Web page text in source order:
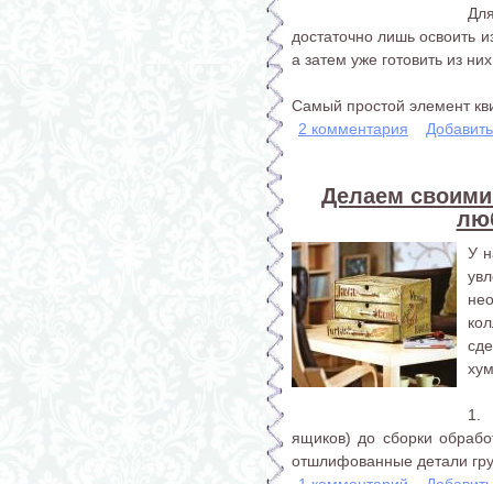
достаточно лишь освоить
а затем уже готовить из
Самый простой элемент
2 комментария
Делаем
У
1.
ящиков) до сборки
отшлифованные детали